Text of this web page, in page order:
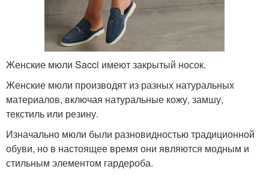
Женские мюли Sacci имеют закрытый носок.
Женские мюли производят из разных натуральных
материалов, включая натуральные кожу, замшу,
текстиль или резину.
Изначально мюли были разновидностью традиционной
обуви, но в настоящее время они являются модным и
стильным элементом гардероба.